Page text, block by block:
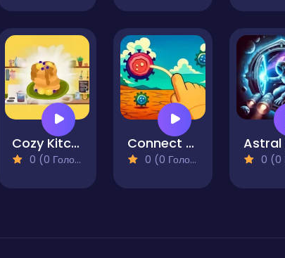
Cozy Kitchen Merge
0 (0 Голосів)
Connect Em All
0 (0 Голосів) 0 (0